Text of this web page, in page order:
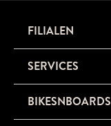
FILIALEN
SERVICES
BIKESNBOARDS